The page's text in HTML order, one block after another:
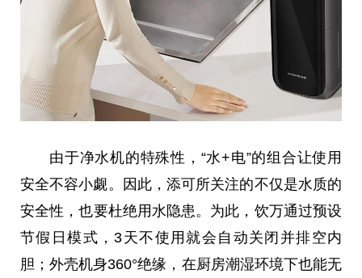
由于净水机的特殊性 ，“水+电”的组合让使用
安全不容小觑。因此，添可所关注的不仅是水质的
安全性 ，也要杜绝用水隐患。为此，饮万通过预设
节假日模式，3天不使用就会自动关闭并排空内
胆；外壳机身360°绝缘，在厨房潮湿环境下也能无